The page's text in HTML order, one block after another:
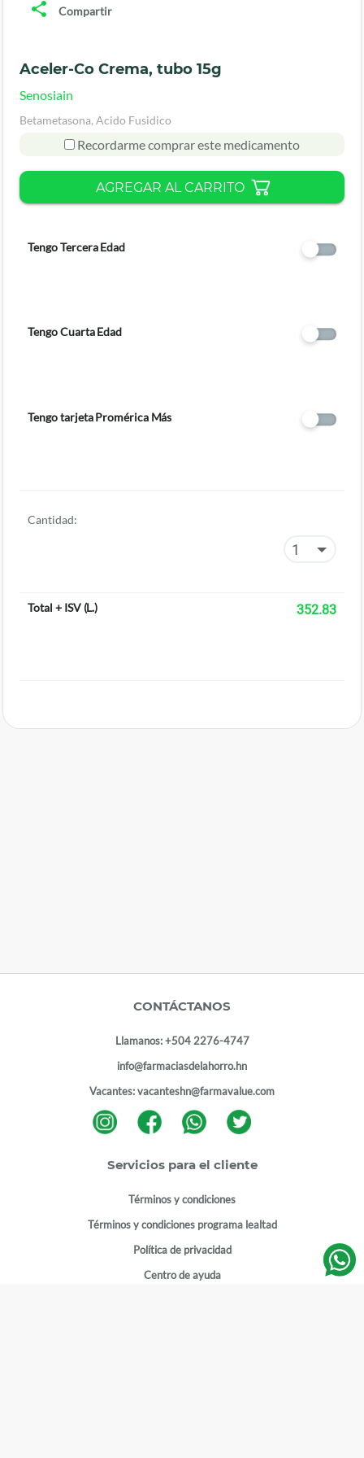
Compartir
Aceler-Co Crema, tubo 15g
Senosiain
Betametasona, Acido Fusidico
Recordarme comprar este medicamento
AGREGAR AL CARRITO
Tengo Tercera Edad
Tengo Cuarta Edad
Tengo tarjeta Promérica Más
Cantidad:
Total + ISV(L.) 352.83
CONTÁCTANOS
Llamanos:+504 2276-4747
info@farmaciasdelahorro.hn
Vacantes:vacanteshn@farmavalue.com
Servicios para el cliente
Términos y condiciones
Términos y condiciones programa lealtad
Política de privacidad
Centro de ayuda